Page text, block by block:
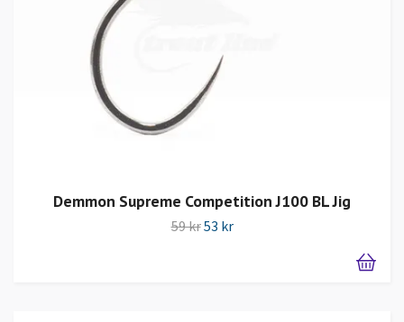
Demmon Supreme Competition J100 BL Jig
59 kr53 kr